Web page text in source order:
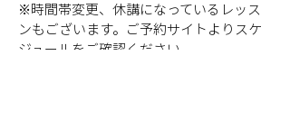
※時間帯変更、休講になっているレッス
ンもございます。ご予約サイトよりスケ
ジュールをご確認ください。